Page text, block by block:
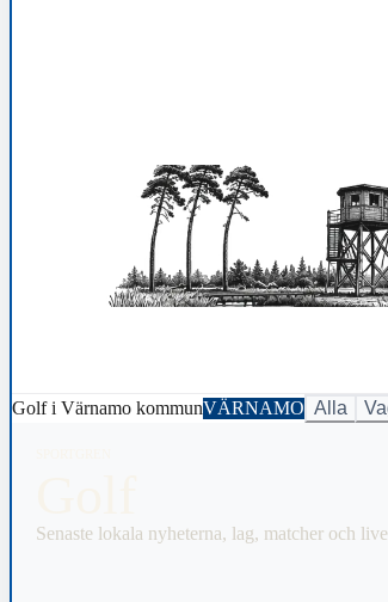
Golf i Värnamo kommunVÄRNAMO Alla
Senaste lokala nyheterna, lag, matcher och